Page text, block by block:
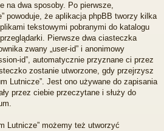
na dwa sposoby. Po pierwsze,
powoduje, że aplikacja phpBB tworzy kilka
tekstowymi pobranymi do katalogu
Pierwsze dwa ciasteczka
zwany „user-id” i anonimowy
id”, automatycznie przyznane ci przez
zostanie utworzone, gdy przejrzysz
Lutnicze”. Jest ono używane do zapisania
przez ciebie przeczytane i służy do
Lutnicze” możemy też utworzyć